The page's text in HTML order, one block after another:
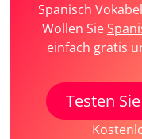
Spanisch
Wollen Sie
einfach gratis
Testen